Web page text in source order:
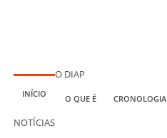
INÍCIO
O DIAP
O QUE É CRONOLOGIA
NOTÍCIAS